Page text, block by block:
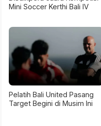
Mini Soccer Kerthi Bali IV
Pelatih Bali United Pasang
Target Begini di Musim Ini